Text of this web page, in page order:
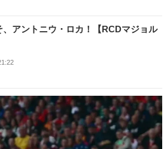
、アントニウ・ロカ！【RCDマジョル